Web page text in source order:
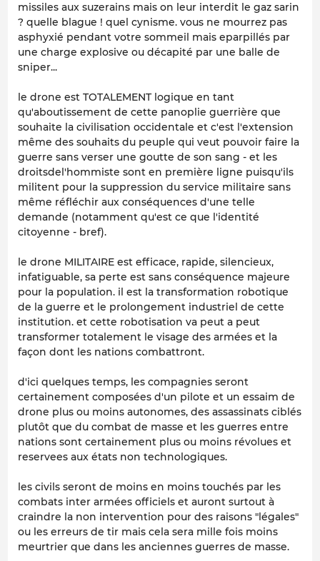
missiles aux suzerains mais on leur interdit le gaz sarin
? quelle blague ! quel cynisme. vous ne mourrez pas
asphyxié pendant votre sommeil mais eparpillés par
une charge explosive ou décapité par une balle de
sniper...
le drone est TOTALEMENT logique en tant
qu'aboutissement de cette panoplie guerrière que
souhaite la civilisation occidentale et c'est l'extension
même des souhaits du peuple qui veut pouvoir faire la
guerre sans verser une goutte de son sang - et les
droitsdel'hommiste sont en première ligne puisqu'ils
militent pour la suppression du service militaire sans
même réfléchir aux conséquences d'une telle
demande (notamment qu'est ce que l'identité
citoyenne - bref).
le drone MILITAIRE est efficace, rapide, silencieux,
infatiguable, sa perte est sans conséquence majeure
pour la population. il est la transformation robotique
de la guerre et le prolongement industriel de cette
institution. et cette robotisation va peut a peut
transformer totalement le visage des armées et la
façon dont les nations combattront.
d'ici quelques temps, les compagnies seront
certainement composées d'un pilote et un essaim de
drone plus ou moins autonomes, des assassinats ciblés
plutôt que du combat de masse et les guerres entre
nations sont certainement plus ou moins révolues et
reservees aux états non technologiques.
les civils seront de moins en moins touchés par les
combats inter armées officiels et auront surtout à
craindre la non intervention pour des raisons "légales"
ou les erreurs de tir mais cela sera mille fois moins
meurtrier que dans les anciennes guerres de masse.